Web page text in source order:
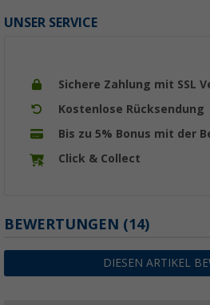
UNSER SERVICE
Sichere Zahlung mit SSL
Kostenlose Rücksendung
Bis zu 5% Bonus mit der
Click & Collect
BEWERTUNGEN (14)
DIESEN ARTIKEL